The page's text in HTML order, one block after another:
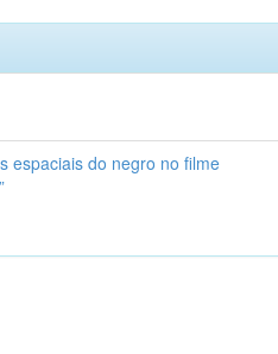
espaciais do negro no filme